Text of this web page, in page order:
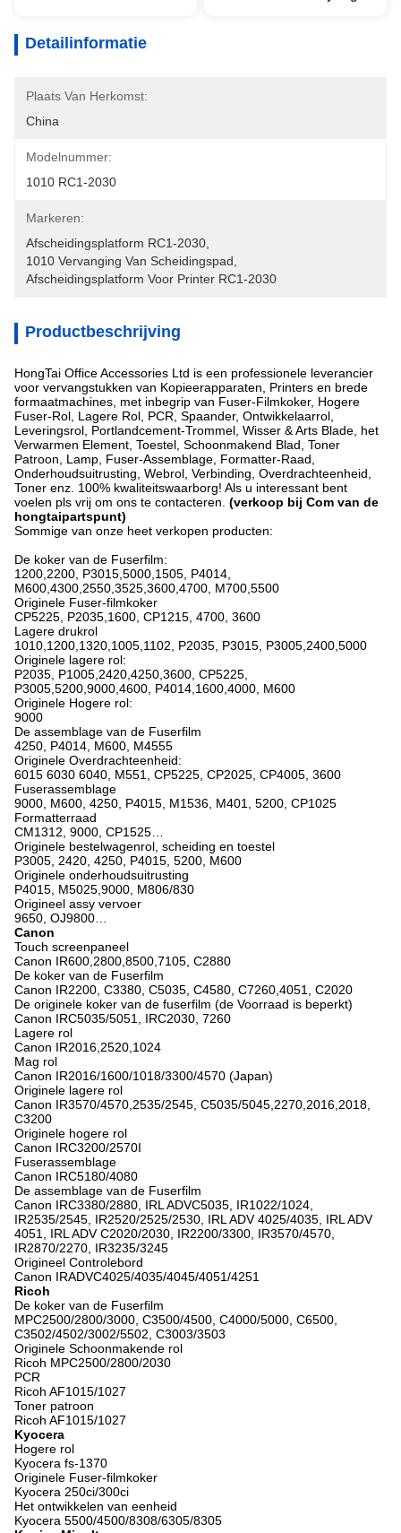
Detailinformatie
Plaats Van Herkomst:
China
Modelnummer:
1010 RC1-2030
Markeren:
Afscheidingsplatform RC1-2030
1010 Vervanging Van Scheidingspad
Afscheidingsplatform Voor Printer RC1-2030
Productbeschrijving
HongTai Office Accessories Ltd is een professionele leverancier
voor vervangstukken van Kopieerapparaten, Printers en brede
formaatmachines, met inbegrip van Fuser-Filmkoker, Hogere
Fuser-Rol, Lagere Rol, PCR, Spaander, Ontwikkelaarrol,
Leveringsrol, Portlandcement-Trommel, Wisser & Arts Blade, het
Verwarmen Element, Toestel, Schoonmakend Blad, Toner
Patroon, Lamp, Fuser-Assemblage, Formatter-Raad,
Onderhoudsuitrusting, Webrol, Verbinding, Overdrachteenheid,
Toner enz. 100% kwaliteitswaarborg! Als u interessant bent
voelen pls vrij om ons te contacteren. (verkoop bij Com van de
hongtaipartspunt)
Sommige van onze heet verkopen producten:
De koker van de Fuserfilm:
1200,2200, P3015,5000,1505, P4014,
M600,4300,2550,3525,3600,4700, M700,5500
Originele Fuser-filmkoker
CP5225, P2035,1600, CP1215, 4700, 3600
Lagere drukrol
1010,1200,1320,1005,1102, P2035, P3015, P3005,2400,5000
Originele lagere rol:
P2035, P1005,2420,4250,3600, CP5225,
P3005,5200,9000,4600, P4014,1600,4000, M600
Originele Hogere rol:
9000
De assemblage van de Fuserfilm
4250, P4014, M600, M4555
Originele Overdrachteenheid:
6015 6030 6040, M551, CP5225, CP2025, CP4005, 3600
Fuserassemblage
9000, M600, 4250, P4015, M1536, M401, 5200, CP1025
Formatterraad
CM1312, 9000, CP1525…
Originele bestelwagenrol, scheiding en toestel
P3005, 2420, 4250, P4015, 5200, M600
Originele onderhoudsuitrusting
P4015, M5025,9000, M806/830
Origineel assy vervoer
9650, OJ9800…
Canon
Touch screenpaneel
Canon IR600,2800,8500,7105, C2880
De koker van de Fuserfilm
Canon IR2200, C3380, C5035, C4580, C7260,4051, C2020
De originele koker van de fuserfilm (de Voorraad is beperkt)
Canon IRC5035/5051, IRC2030, 7260
Lagere rol
Canon IR2016,2520,1024
Mag rol
Canon IR2016/1600/1018/3300/4570 (Japan)
Originele lagere rol
Canon IR3570/4570,2535/2545, C5035/5045,2270,2016,2018,
C3200
Originele hogere rol
Canon IRC3200/2570I
Fuserassemblage
Canon IRC5180/4080
De assemblage van de Fuserfilm
Canon IRC3380/2880, IRL ADVC5035, IR1022/1024,
IR2535/2545, IR2520/2525/2530, IRL ADV 4025/4035, IRL ADV
4051, IRL ADV C2020/2030, IR2200/3300, IR3570/4570,
IR2870/2270, IR3235/3245
Origineel Controlebord
Canon IRADVC4025/4035/4045/4051/4251
Ricoh
De koker van de Fuserfilm
MPC2500/2800/3000, C3500/4500, C4000/5000, C6500,
C3502/4502/3002/5502, C3003/3503
Originele Schoonmakende rol
Ricoh MPC2500/2800/2030
PCR
Ricoh AF1015/1027
Toner patroon
Ricoh AF1015/1027
Kyocera
Hogere rol
Kyocera fs-1370
Originele Fuser-filmkoker
Kyocera 250ci/300ci
Het ontwikkelen van eenheid
Kyocera 5500/4500/8308/6305/8305